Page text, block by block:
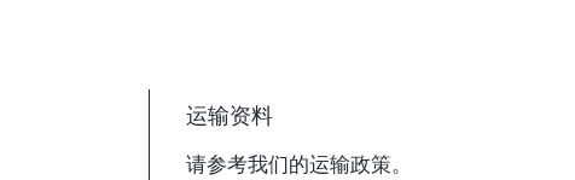
运输资料
请参考我们的运输政策。